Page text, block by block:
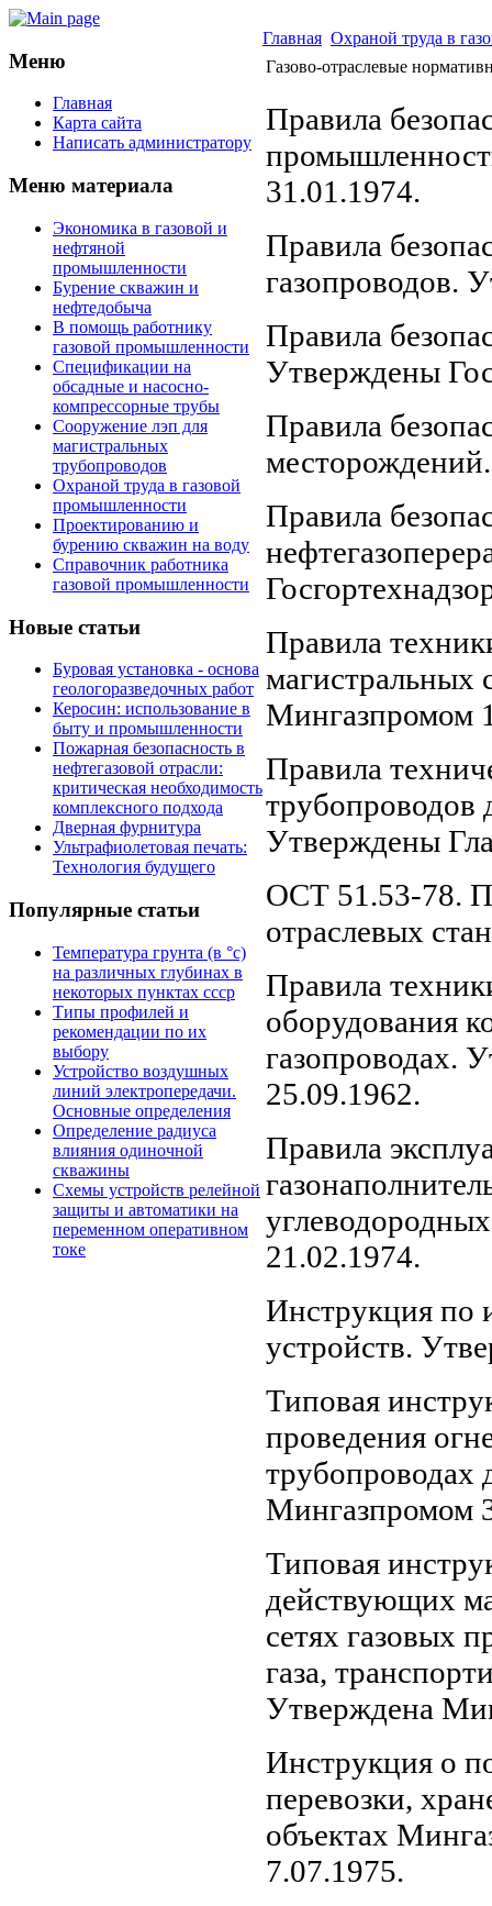
Меню
Главная
Карта сайта
Написать администратору
Меню материала
Экономика в газовой и
нефтяной
промышленности
Бурение скважин и
нефтедобыча
В помощь работнику
газовой промышленности
Спецификации на
обсадные и насосно-
компрессорные трубы
Сооружение лэп для
магистральных
трубопроводов
Охраной труда в газовой
промышленности
Проектированию и
бурению скважин на воду
Справочник работника
газовой промышленности
Новые статьи
Буровая установка - основа
геологоразведочных работ
Керосин: использование в
быту и промышленности
Пожарная безопасность в
нефтегазовой отрасли:
критическая необходимость
комплексного подхода
Дверная фурнитура
Ультрафиолетовая печать:
Технология будущего
Популярные статьи
Температура грунта (в °с)
на различных глубинах в
некоторых пунктах ссср
Типы профилей и
рекомендации по их
выбору
Устройство воздушных
линий электропередачи.
Основные определения
Определение радиуса
влияния одиночной
скважины
Схемы устройств релейной
защиты и автоматики на
переменном оперативном
токе
Главная Охраной труда в
Газово-отраслевые
Правила
31.01.1974.
Правила
газопроводов.
Правила
Утверждены
Правила
Правила
Правила
магистральных
Мингазпромом
Правила
трубопроводов
Утверждены
ОСТ 51.53-78.
отраслевых
Правила
оборудования
газопроводах.
25.09.1962.
Правила
21.02.1974.
Инструкция по
устройств.
Типовая
проведения
трубопроводах
Мингазпромом
Типовая
действующих
сетях газовых
газа,
Утверждена
Инструкция о
перевозки,
объектах
7.07.1975.